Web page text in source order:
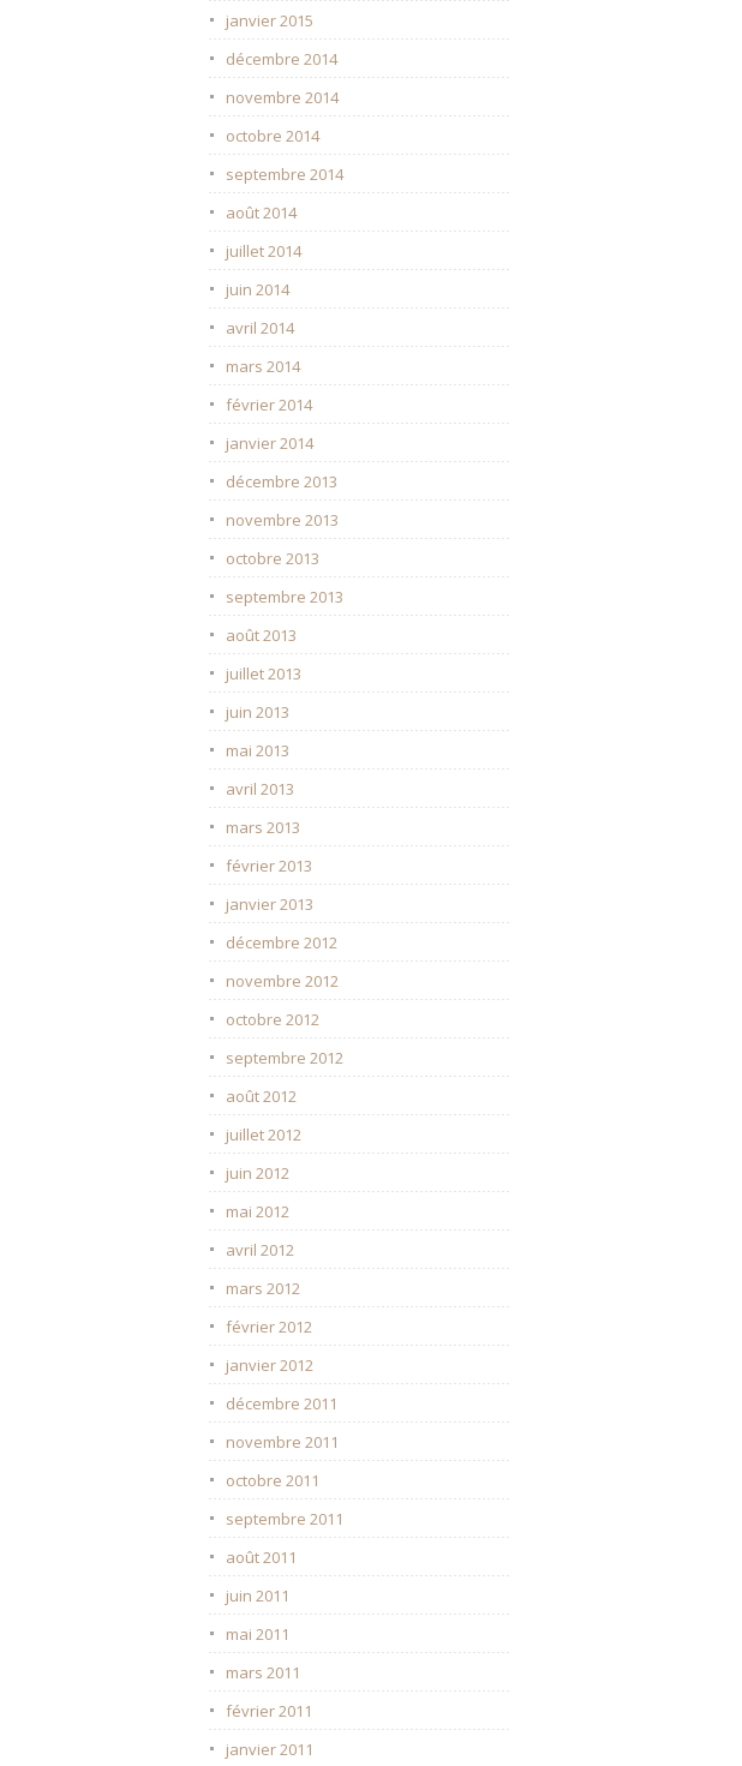
janvier 2015
décembre 2014
novembre 2014
octobre 2014
septembre 2014
août 2014
juillet 2014
juin 2014
avril 2014
mars 2014
février 2014
janvier 2014
décembre 2013
novembre 2013
octobre 2013
septembre 2013
août 2013
juillet 2013
juin 2013
mai 2013
avril 2013
mars 2013
février 2013
janvier 2013
décembre 2012
novembre 2012
octobre 2012
septembre 2012
août 2012
juillet 2012
juin 2012
mai 2012
avril 2012
mars 2012
février 2012
janvier 2012
décembre 2011
novembre 2011
octobre 2011
septembre 2011
août 2011
juin 2011
mai 2011
mars 2011
février 2011
janvier 2011